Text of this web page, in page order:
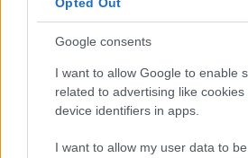
Google consents
I want to allow Google to enable
related to advertising like
device identifiers in apps.
I want to allow my user data to
της ισοφάρισης. Και τι
Αριγίμπισέντραρε και ο
καταπληκτικό γυριστό
μπάλα στη γωνία του